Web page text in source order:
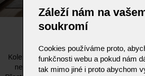
HUDSON
Kolem pohovky HUDSON nelze projít
nejen svým jedinečným tvarem, ale
Záleží nám na
soukromí
Cookies používáme proto,
funkčnosti webu a pokud nám
tak mimo jiné i proto abychom